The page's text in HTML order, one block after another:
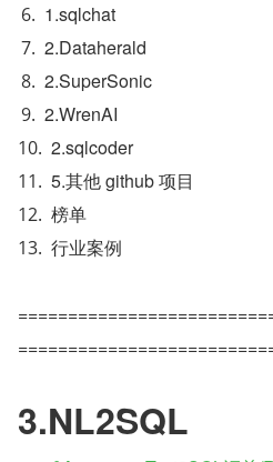
1.sqlchat
2.Dataherald
2.SuperSonic
2.WrenAI
2.sqlcoder
5.其他 github 项目
榜单
行业案例
3.NL2SQL